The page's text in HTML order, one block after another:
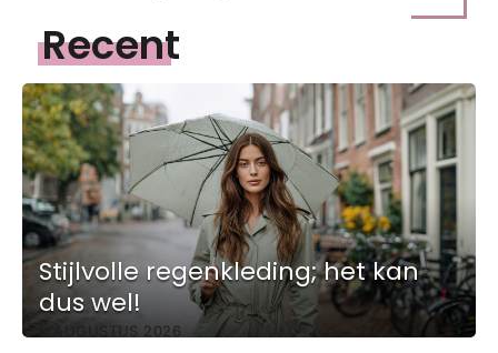
Recent
Stijlvolle regenkleding; het kan
dus wel!
6 AUGUSTUS 2026